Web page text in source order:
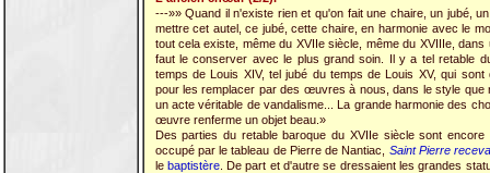
---»» Quand il n'existe rien et qu'on fait une chaire, un jubé,
mettre cet autel, ce jubé, cette chaire, en harmonie avec le
tout cela existe, même du XVIIe siècle, même du XVIIIe,
faut le conserver avec le plus grand soin. Il y a tel retable
temps de Louis XIV, tel jubé du temps de Louis XV, qui
pour les remplacer par des œuvres à nous, dans le style que
un acte véritable de vandalisme... La grande harmonie des
œuvre renferme un objet beau.»
Des parties du retable baroque du XVIIe siècle sont
occupé par le tableau de Pierre de Nantiac, Saint Pierre
le baptistère. De part et d'autre se dressaient les grandes